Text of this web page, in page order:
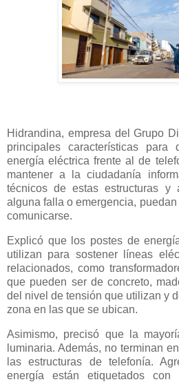
Hidrandina, empresa del Grupo
principales características
energía eléctrica frente al de
mantener a la ciudadanía
técnicos de estas estructuras y
alguna falla o emergencia,
comunicarse.
Explicó que los postes de
utilizan para sostener líneas
relacionados, como
que pueden ser de concreto,
del nivel de tensión que utilizan y
zona en las que se ubican.
Asimismo, precisó que la
luminaria. Además, no terminan
las estructuras de telefonía.
energía están etiquetados